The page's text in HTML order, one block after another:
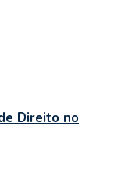
Direito no